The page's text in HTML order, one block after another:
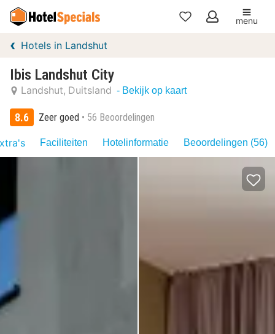
Mijn
menu
Hotels in Landshut
Ibis Landshut City
Landshut Duitsland - Bekijk op kaart
8.6 Zeer goed 56 Beoordelingen
Faciliteiten Hotelinformatie Beoordelingen (56)